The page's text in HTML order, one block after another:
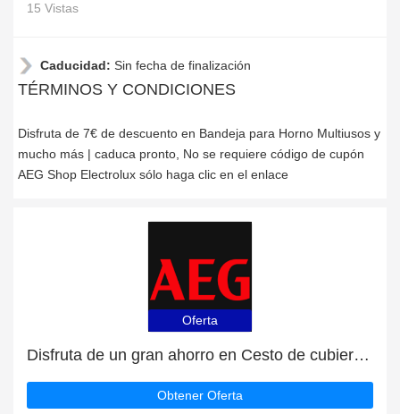
15 Vistas
Caducidad: Sin fecha de finalización
TÉRMINOS Y CONDICIONES
Disfruta de 7€ de descuento en Bandeja para Horno Multiusos y
mucho más | caduca pronto, No se requiere código de cupón
AEG Shop Electrolux sólo haga clic en el enlace
Oferta
Disfruta de un gran ahorro en Cesto de cubiertos para lavavajillas | más del 10% de descuento
Obtener Oferta